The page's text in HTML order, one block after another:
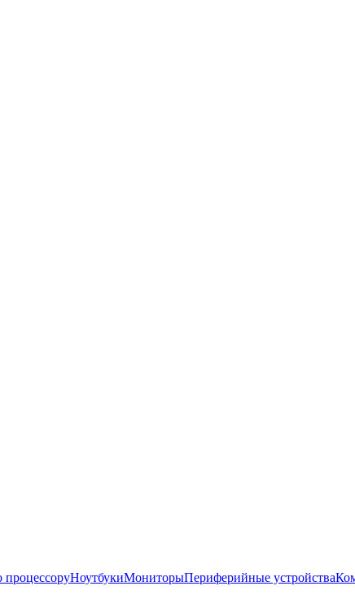
НоутбукиМониторыПериферийные устройства